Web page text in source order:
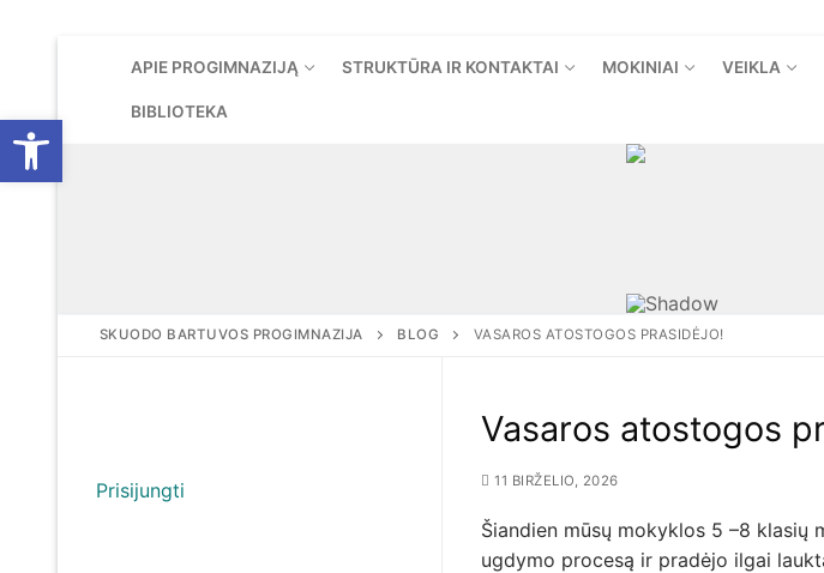
Open toolbar
APIE PROGIMNAZIJĄ STRUKTŪRA IR KONTAKTAI MOKINIAI VEIKLA
BIBLIOTEKA
SKUODO BARTUVOS PROGIMNAZIJA BLOG VASAROS ATOSTOGOS PRASIDĖJO!
Vasaros atostogos
11 BIRŽELIO, 2026
Šiandien mūsų mokyklos 5 –8 klasių
ugdymo procesą ir pradėjo ilgai
Prisijungti